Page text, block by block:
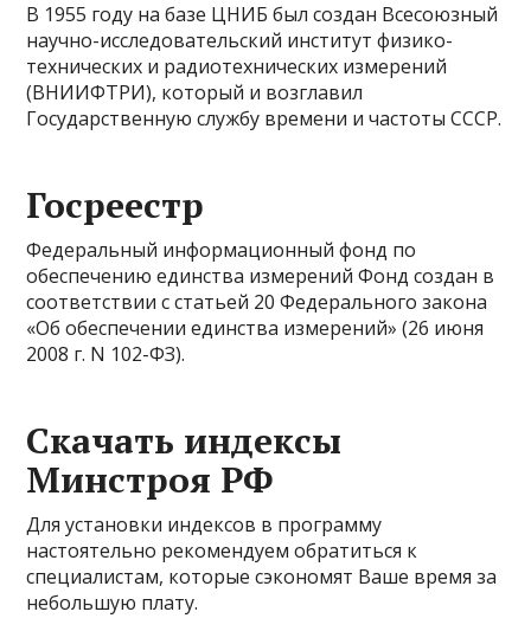
В 1955 году на базе ЦНИБ был создан Всесоюзный
научно-исследовательский институт физико-
технических и радиотехнических измерений
(ВНИИФТРИ), который и возглавил
Государственную службу времени и частоты СССР.
Госреестр
Федеральный информационный фонд по
обеспечению единства измерений Фонд создан в
соответствии с статьей 20 Федерального закона
«Об обеспечении единства измерений» (26 июня
2008 г. N 102-ФЗ).
Скачать индексы
Минстроя РФ
Для установки индексов в программу
настоятельно рекомендуем обратиться к
специалистам, которые сэкономят Ваше время за
небольшую плату.